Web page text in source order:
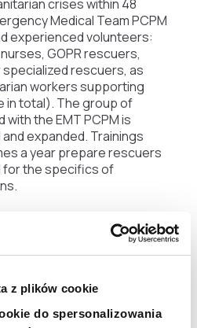
z plików cookie
do spersonalizowania
crises within 48
Medical Team PCPM
experienced volunteers:
GOPR rescuers,
rescuers, as
workers supporting
in total). The group of
the EMT PCPM is
expanded. Trainings
a year prepare rescuers
for the specifics of